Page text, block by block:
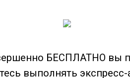
БЕСПЛАТНО вы
выполнять